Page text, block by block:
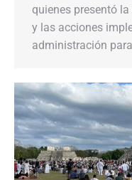
quienes presentó
y las acciones
administración